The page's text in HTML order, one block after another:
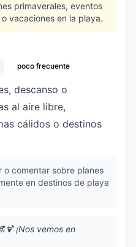
primaverales, eventos
vacaciones en la playa.
poco frecuente
descanso o
al aire libre,
cálidos o destinos
o comentar sobre planes
en destinos de playa
¡Nos vemos en